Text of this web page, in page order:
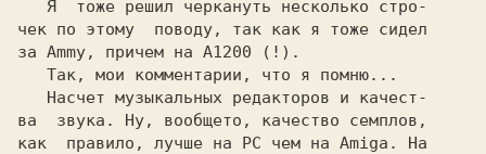
чек по этому  поводу, так как я тоже сидел
за Ammy, причем на А1200 (!).
ва  звука. Ну, вообщето, качество семплов,
как  правило, лучше на PC чем на Amiga. На